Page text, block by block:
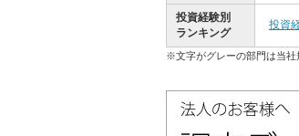
投資経験別
ランキング
投資
※文字がグレーの部門は当社